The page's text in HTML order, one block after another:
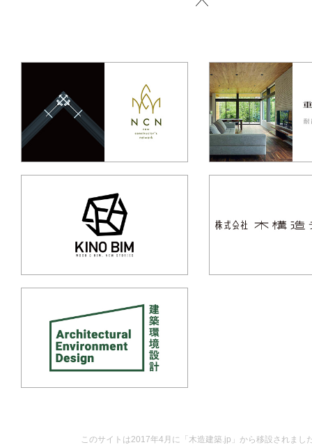
このサイトは2017年4月に「木造建築.jp」から移設されまし